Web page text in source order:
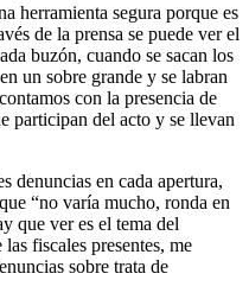
herramienta segura porque es
de la prensa se puede ver el
buzón, cuando se sacan los
un sobre grande y se labran
con la presencia de
participan del acto y se llevan
denuncias en cada apertura,
“no varía mucho, ronda en
que ver es el tema del
fiscales presentes, me
sobre trata de